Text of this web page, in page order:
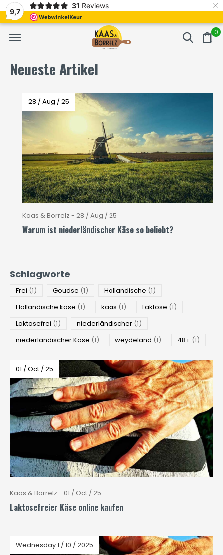
9,7
31 Reviews ×
0
Frisch geschnitten und vakuumverpackt. Meistens Lieferung
Neueste Artikel
28 / Aug / 25
Kaas & Borrelz - 28 / Aug / 25
Warum ist niederländischer Käse so beliebt?
Schlagworte
Frei (1) Goudse (1) Hollandische (1)
Hollandische kase (1) kaas (1) Laktose (1)
Laktosefrei (1) niederländischer (1)
niederländischer Käse (1) weydeland (1) 48+ (1)
01 / Oct / 25
Kaas & Borrelz - 01 / Oct / 25
Laktosefreier Käse online kaufen
Wednesday 1 / 10 / 2025